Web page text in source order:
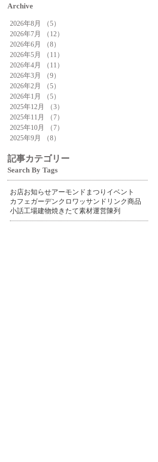
Archive
2026年8月 （5）
2026年7月
（12）
2026年6月
（8）
2026年5月
（11）
2026年4月
（11）
2026年3月
（9）
2026年2月
（5）
2026年1月
（5）
2025年12月
（3）
2025年11月
（7）
2025年10月
（7）
2025年9月
（8）
記事カテゴリー
Search By Tags
お店お知らせアーモンドまつり イベント
カフェ ガーデンクロワッサン ドリンク商品
小話工場建物焼きたて素材運営陳列